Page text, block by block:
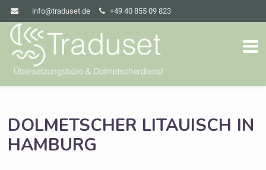
info@traduset.de +49 40 855 09 823
DOLMETSCHER LITAUISCH IN
HAMBURG